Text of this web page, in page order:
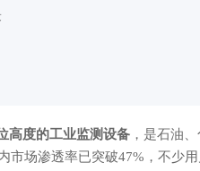
高度的工业监测设备 ，是石油
市场渗透率已突破47%，不少